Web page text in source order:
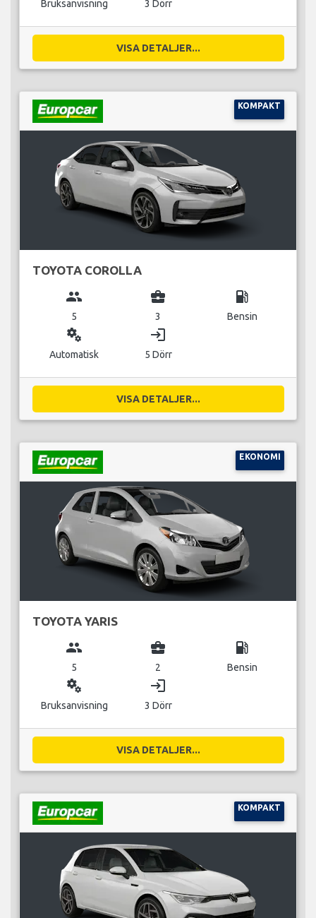
Bruksanvisning 3 Dörr
VISA DETALJER...
KOMPAKT
TOYOTA COROLLA
group
5
business_center
3
local_gas_station
Bensin
miscellaneous_services
Automatisk
login
5 Dörr
VISA DETALJER...
EKONOMI
TOYOTA YARIS
group
5
business_center
2
local_gas_station
Bensin
miscellaneous_services
Bruksanvisning
login
3 Dörr
VISA DETALJER...
KOMPAKT